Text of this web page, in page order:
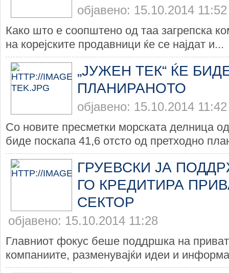
објавено: 15.10.2014 11:52
Како што е соопштено од таа загрепска
на корејските продавници ќе се најдат и...
„ЈУЖЕН ТЕК“ ЌЕ
ПЛАНИРАНОТО
објавено: 15.10.2014 11:42
Со новите пресметки морската делница од
биде поскапа 41,6 отсто од претходно
ГРУЕВСКИ ЈА
ГО КРЕДИТИРА
СЕКТОР
објавено: 15.10.2014 11:28
Главниот фокус беше поддршка на
компаниите, разменувајќи идеи и